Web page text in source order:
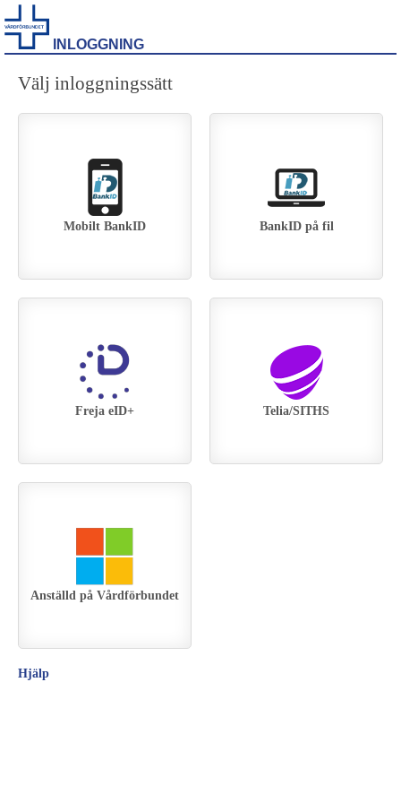
INLOGGNING
Välj inloggningssätt
Mobilt BankID BankID på fil
Telia/SITHS
Anställd på Vårdförbundet
Freja eID+
Hjälp